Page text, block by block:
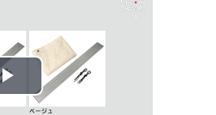
水性はない。
時は使用しない。
業施設等では使用しない。
Play